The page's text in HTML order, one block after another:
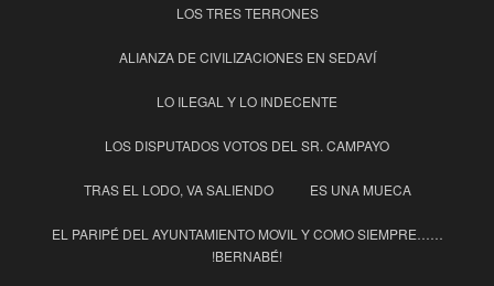
LOS TRES TERRONES
ALIANZA DE CIVILIZACIONES EN SEDAVÍ
LO ILEGAL Y LO INDECENTE
LOS DISPUTADOS VOTOS DEL SR. CAMPAYO
TRAS EL LODO, VA SALIENDO ES UNA MUECA
EL PARIPÉ DEL AYUNTAMIENTO MOVIL Y COMO SIEMPRE……
!BERNABÉ!